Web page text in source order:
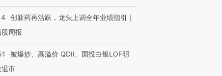
四届链博
有意思的生活方式·第三对
住三大增长引擎是什么？
创新药再活跃，龙头上调全年业绩指引｜
股周报
被爆炒、高溢价 QDII、国投白银LOF明
市